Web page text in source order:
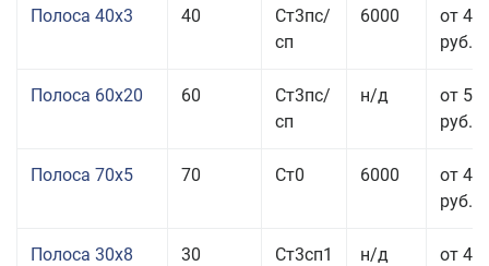
Полоса 40x3 40
Ст3пс/
сп
6000
от 46
руб.
Полоса 60x20 60
Ст3пс/
сп
н/д
от 53
руб.
Полоса 70x5 70 Ст0 6000
от 45
руб.
Полоса 30x8 30 Ст3сп1 н/д
от 44